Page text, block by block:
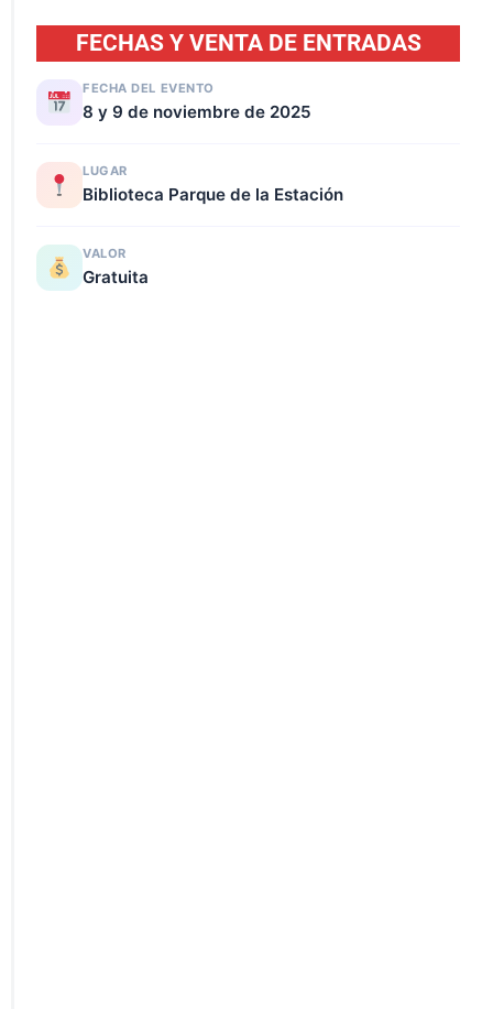
FECHAS Y VENTA DE ENTRADAS
FECHA DEL EVENTO
8 y 9 de noviembre de 2025
LUGAR
Biblioteca Parque de la Estación
VALOR
Gratuita